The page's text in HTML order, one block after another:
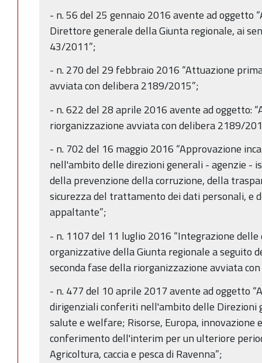
- n. 56 del 25 gennaio 2016 avente ad oggetto
Direttore generale della Giunta regionale, ai
43/2011”;
- n. 270 del 29 febbraio 2016 “Attuazione
avviata con delibera 2189/2015”;
- n. 622 del 28 aprile 2016 avente ad oggetto:
riorganizzazione avviata con delibera 2189/
- n. 702 del 16 maggio 2016 “Approvazione
nell'ambito delle direzioni generali - agenzie -
della prevenzione della corruzione, della
sicurezza del trattamento dei dati personali, e
appaltante”;
- n. 1107 del 11 luglio 2016 “Integrazione
organizzative della Giunta regionale a seguito
seconda fase della riorganizzazione avviata
- n. 477 del 10 aprile 2017 avente ad oggetto
dirigenziali conferiti nell'ambito delle Direzioni
salute e welfare; Risorse, Europa,
conferimento dell'interim per un ulteriore
Agricoltura, caccia e pesca di Ravenna”;